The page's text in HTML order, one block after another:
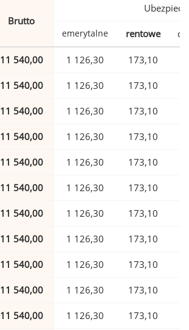
Brutto
emerytalne rentowe
11 540,00 1 126,30 173,10
11 540,00 1 126,30 173,10
11 540,00 1 126,30 173,10
11 540,00 1 126,30 173,10
11 540,00 1 126,30 173,10
11 540,00 1 126,30 173,10
11 540,00 1 126,30 173,10
11 540,00 1 126,30 173,10
11 540,00 1 126,30 173,10
11 540,00 1 126,30 173,10
11 540,00 1 126,30 173,10